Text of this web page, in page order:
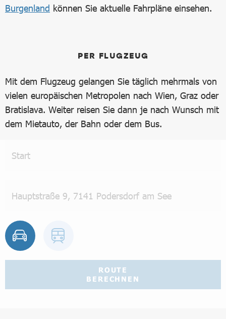
Burgenland können Sie aktuelle Fahrpläne einsehen.
PER FLUGZEUG
Mit dem Flugzeug gelangen Sie täglich mehrmals von
vielen europäischen Metropolen nach Wien, Graz oder
Bratislava. Weiter reisen Sie dann je nach Wunsch mit
dem Mietauto, der Bahn oder dem Bus.
ROUTE
BERECHNEN